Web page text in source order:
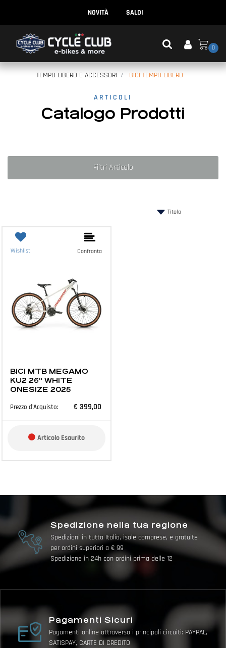
NOVITÀ SALDI
0
TEMPO LIBERO E ACCESSORI BICI TEMPO LIBERO
ARTICOLI
Catalogo Prodotti
Filtri Articolo
Wishlist Confronta
BICI MTB MEGAMO
KU2 26" WHITE
ONESIZE 2025
Prezzo d'Acquisto: € 399,00
Articolo Esaurito
Spedizione nella tua regione
Spedizioni in tutta Italia, isole comprese, e gratuite
per ordini superiori a € 99
Spedizione in 24h con ordini prima delle 12
Pagamenti Sicuri
Pagamenti online attraverso i principali circuiti: PAYPAL,
SATISPAY, CARTE DI CREDITO